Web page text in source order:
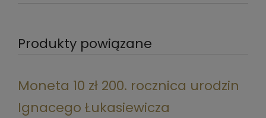
Produkty powiązane
Moneta 10 zł 200. rocznica urodzin
Ignacego Łukasiewicza